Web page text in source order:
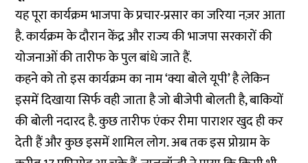
यह पूरा कार्यक्रम भाजपा के प्रचार-प्रसार का जरिया नज़र आता
है. कार्यक्रम के दौरान केंद्र और राज्य की भाजपा सरकारों की
योजनाओं की तारीफ के पुल बांधे जाते हैं.
कहने को तो इस कार्यक्रम का नाम ‘क्या बोले यूपी’ है लेकिन
इसमें दिखाया सिर्फ वही जाता है जो बीजेपी बोलती है, बाकियों
की बोली नदारद है. कुछ तारीफ एंकर रीमा पाराशर खुद ही कर
देती हैं और कुछ इसमें शामिल लोग. अब तक इस प्रोग्राम के